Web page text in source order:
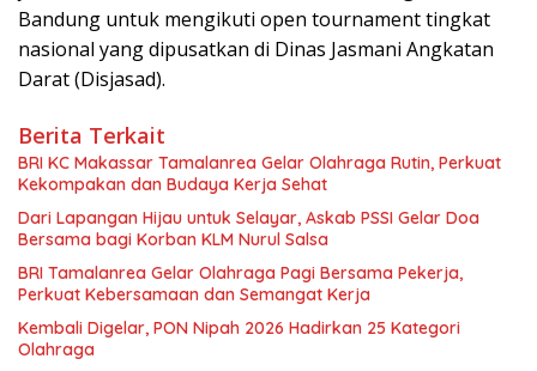
Bandung untuk mengikuti open tournament tingkat
nasional yang dipusatkan di Dinas Jasmani Angkatan
Darat (Disjasad).
Berita Terkait
BRI KC Makassar Tamalanrea Gelar Olahraga Rutin, Perkuat
Kekompakan dan Budaya Kerja Sehat
Dari Lapangan Hijau untuk Selayar, Askab PSSI Gelar Doa
Bersama bagi Korban KLM Nurul Salsa
BRI Tamalanrea Gelar Olahraga Pagi Bersama Pekerja,
Perkuat Kebersamaan dan Semangat Kerja
Kembali Digelar, PON Nipah 2026 Hadirkan 25 Kategori
Olahraga